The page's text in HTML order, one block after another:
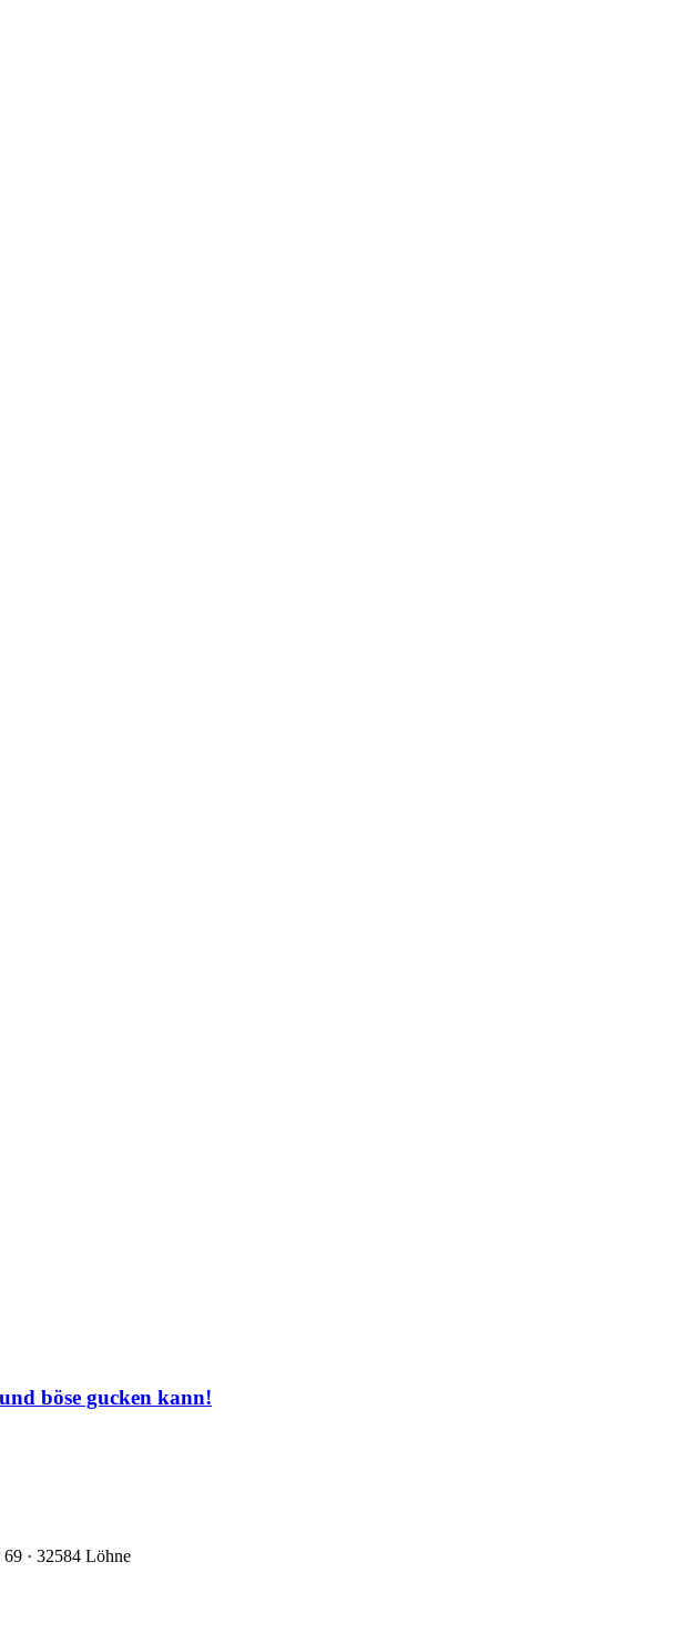
böse gucken kann!
· 32584 Löhne